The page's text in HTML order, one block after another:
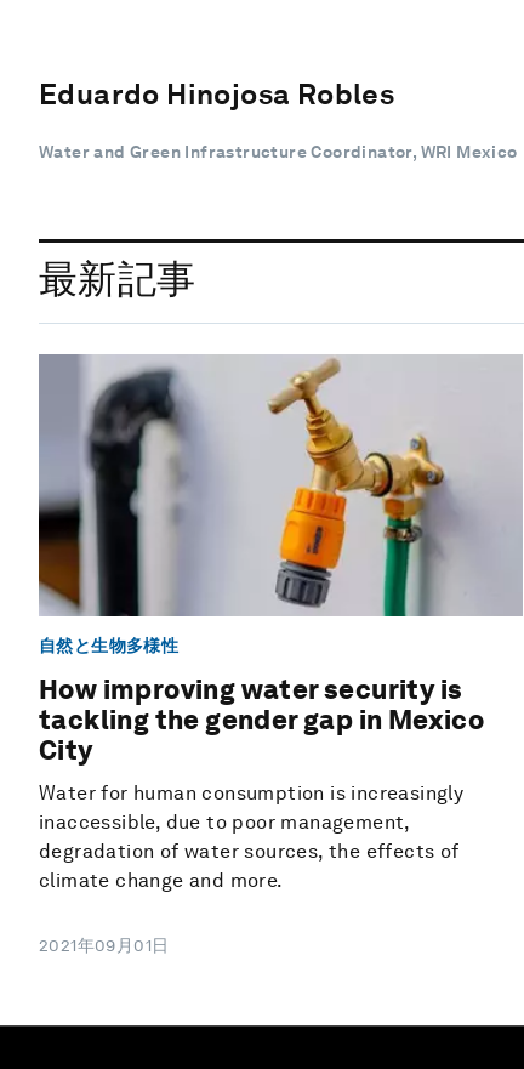
Eduardo Hinojosa Robles
Water and Green Infrastructure Coordinator, WRI Mexico
最新記事
自然と生物多様性
How improving water security is
tackling the gender gap in Mexico
City
Water for human consumption is increasingly
inaccessible, due to poor management,
degradation of water sources, the effects of
climate change and more.
2021年09月01日